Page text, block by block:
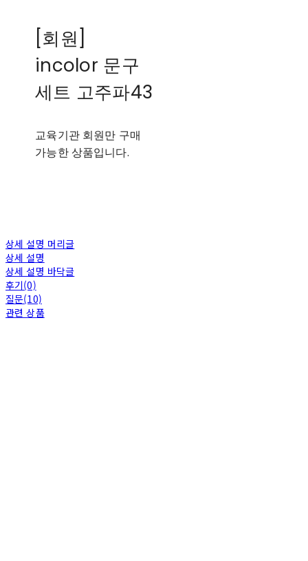
[회원]
incolor 문구
세트 고주파43
교육기관 회원만 구매
가능한 상품입니다.
상세 설명 머리글
상세 설명
상세 설명 바닥글
후기(0)
질문(10)
관련 상품